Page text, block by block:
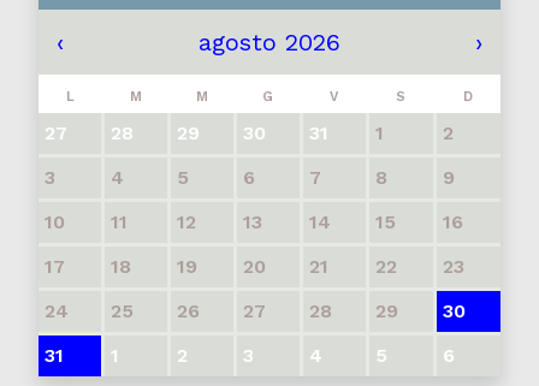
‹ agosto 2026 ›
L M M G V S D
27 28 29 30 31 1
2
3
4 5 6 7 8
9
10
11 12 13 14 15
16
17
18 19 20 21 22
23
24
25 26 27 28 29
30
31
1 2 3 4 5 6